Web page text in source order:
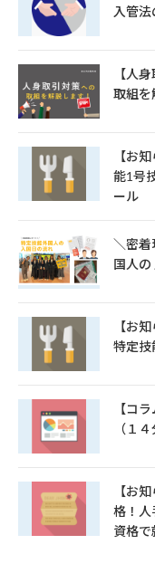
入管法
【人
取組を
【お
能1号
ール
＼密
国人の
【お
特定技
【コ
（１
【お
格！人
資格で